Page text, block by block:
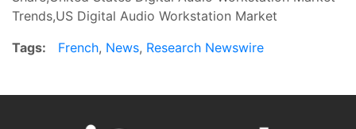
Trends,US Digital Audio Workstation Market
Tags:
French, News, Research Newswire